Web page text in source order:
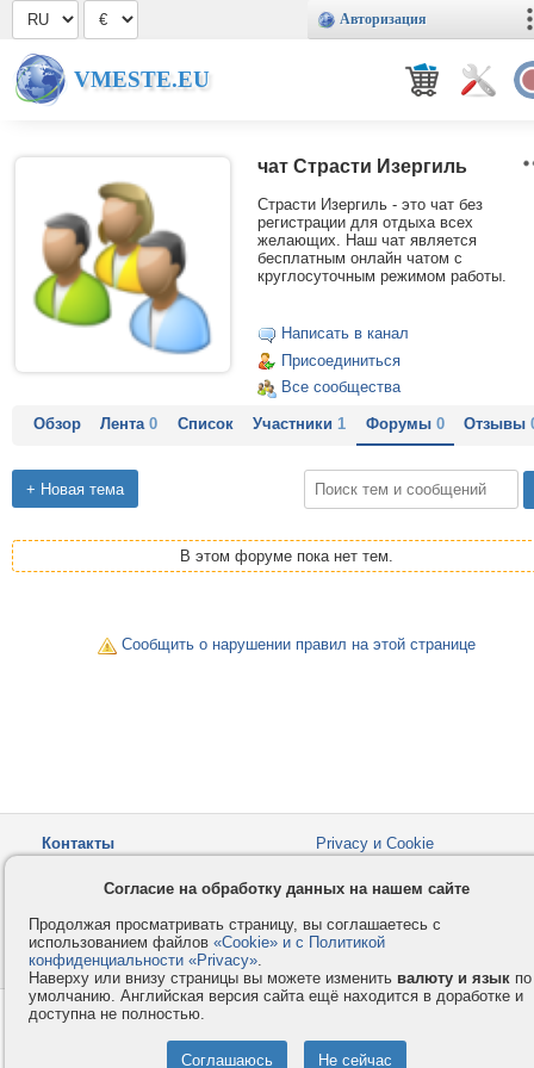
Авторизация
VMESTE.EU
чат Страсти Изергиль
Страсти Изергиль - это чат без
регистрации для отдыха всех
желающих. Наш чат является
бесплатным онлайн чатом с
круглосуточным режимом работы.
Написать в канал
Присоединиться
Все сообщества
Обзор Лента0 Список Участники1 Форумы 0 Отзывы
В этом форуме пока нет тем.
Сообщить о нарушении правил на этой странице
Контакты
Privacy и Cookie
Как оплатить
Форумы
© 2008-2026VMESTE.EU
Согласие на обработку данных на нашем сайте
Продолжая просматривать страницу, вы соглашаетесь с
использованием файлов «Cookie» и с Политикой
конфиденциальности «Privacy».
Наверху или внизу страницы вы можете изменить валюту и язык по
умолчанию. Английская версия сайта ещё находится в доработке и
доступна не полностью.